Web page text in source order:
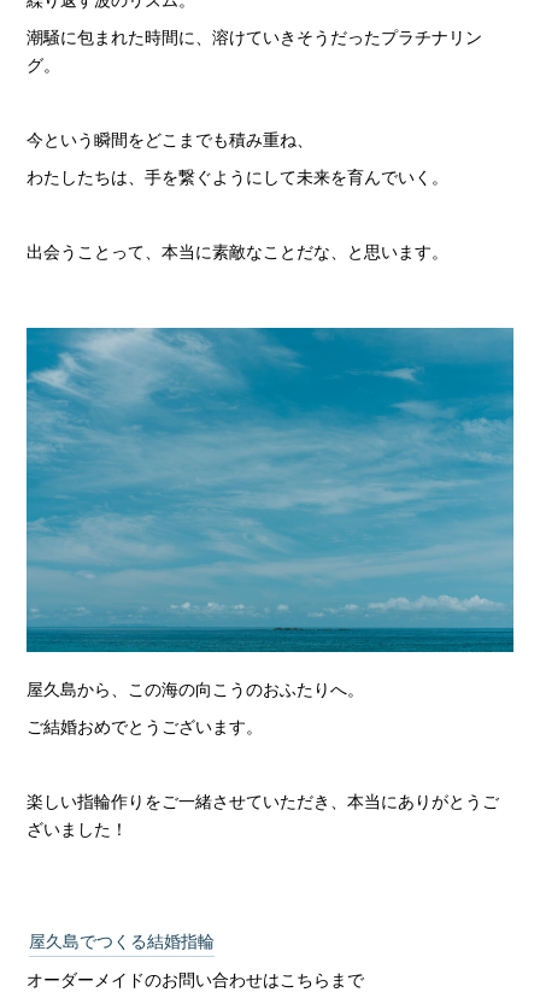
潮騒に包まれた時間に、溶けていきそうだったプラチナリン
グ。
今という瞬間をどこまでも積み重ね、
わたしたちは、手を繋ぐようにして未来を育んでいく。
出会うことって、本当に素敵なことだな、と思います。
屋久島から、この海の向こうのおふたりへ。
ご結婚おめでとうございます。
楽しい指輪作りをご一緒させていただき、本当にありがとうご
ざいました！
屋久島でつくる結婚指輪
オーダーメイドのお問い合わせはこちらまで